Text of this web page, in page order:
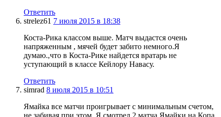
Ответить
strelez61 7 июля 2015 в 18:38
Коста-Рика классом выше. Матч выдастся очень
напряженным , мячей будет забито немного.Я
думаю.,что в Коста-Рике найдется вратарь не
уступающий в классе Кейлору Навасу.
Ответить
simrad 8 июля 2015 в 10:51
Ямайка все матчи проигрывает с минимальным счетом,
не забивая при этом. Я смотрел 2 матча Ямайки на Копа